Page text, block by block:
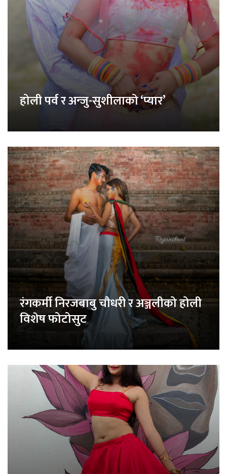
होली पर्व र अन्जु-सुशीलाको ‘प्यार’
रंगकर्मी निरजबाबु चौधरी र अञ्जलीको होली
विशेष फोटोसुट